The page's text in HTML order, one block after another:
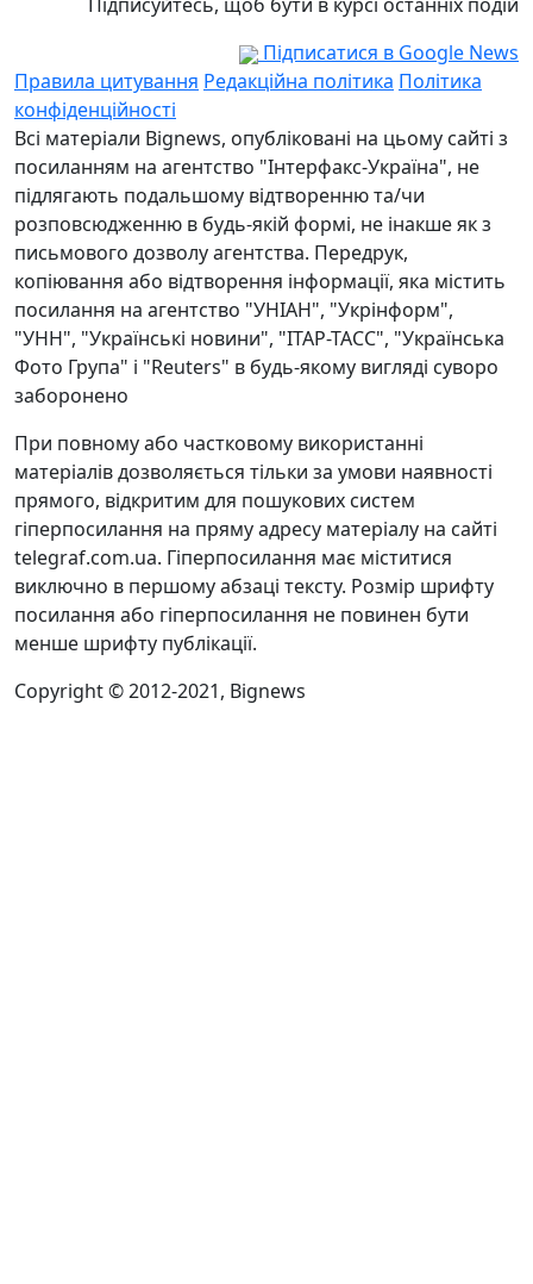
Підписатися в Google News
Правила цитування Редакційна політика Політика
конфіденційності
Всі матеріали Bignews, опубліковані на цьому сайті з
посиланням на агентство "Інтерфакс-Україна", не
підлягають подальшому відтворенню та/чи
розповсюдженню в будь-якій формі, не інакше як з
письмового дозволу агентства. Передрук,
копіювання або відтворення інформації, яка містить
посилання на агентство "УНІАН", "Укрінформ",
"УНН", "Українські новини", "ІТАР-ТАСС", "Українська
Фото Група" і "Reuters" в будь-якому вигляді суворо
заборонено
При повному або частковому використанні
матеріалів дозволяється тільки за умови наявності
прямого, відкритим для пошукових систем
гіперпосилання на пряму адресу матеріалу на сайті
telegraf.com.ua. Гіперпосилання має міститися
виключно в першому абзаці тексту. Розмір шрифту
посилання або гіперпосилання не повинен бути
менше шрифту публікації.
Copyright © 2012-2021, Bignews